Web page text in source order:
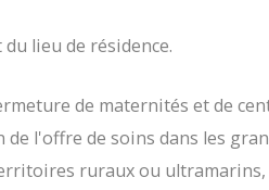
du lieu de résidence.
de maternités et de
l'offre de soins dans les
ruraux ou ultramarins,